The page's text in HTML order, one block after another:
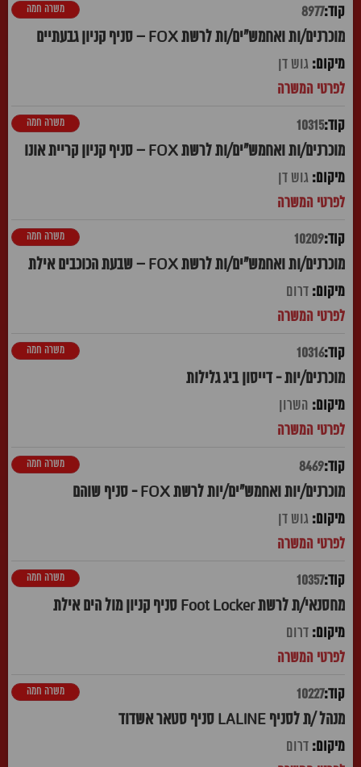
8977
מוכרנים/ות ואחמש"ים/ות לרשת FOX – סניף קניון גבעתיים
משרה חמה
גוש דן
10315
מוכרנים/ות ואחמש"ים/ות לרשת FOX – סניף קניון קריית אונו
משרה חמה
גוש דן
10209
מוכרנים/ות ואחמש"ים/ות לרשת FOX – שבעת הכוכבים אילת
משרה חמה
דרום
10316
מוכרנים/יות - דייסון ביג גלילות
משרה חמה
השרון
8469
מוכרנים/יות ואחמש"ים/יות לרשת FOX - סניף שוהם
משרה חמה
גוש דן
10357
מחסנאי/ת לרשת Foot Locker סניף קניון מול הים אילת
משרה חמה
דרום
10227
מנהל /ת לסניף LALINE סניף סטאר אשדוד
משרה חמה
דרום